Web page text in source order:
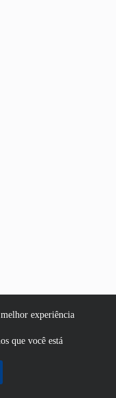
experiência
que você está